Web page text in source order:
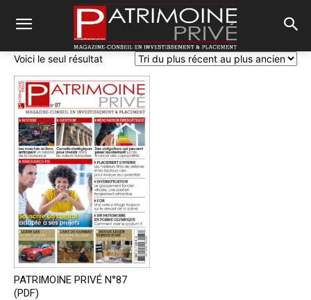
Voici le seul résultat
PATRIMOINE PRIVÉ N°87
(PDF)